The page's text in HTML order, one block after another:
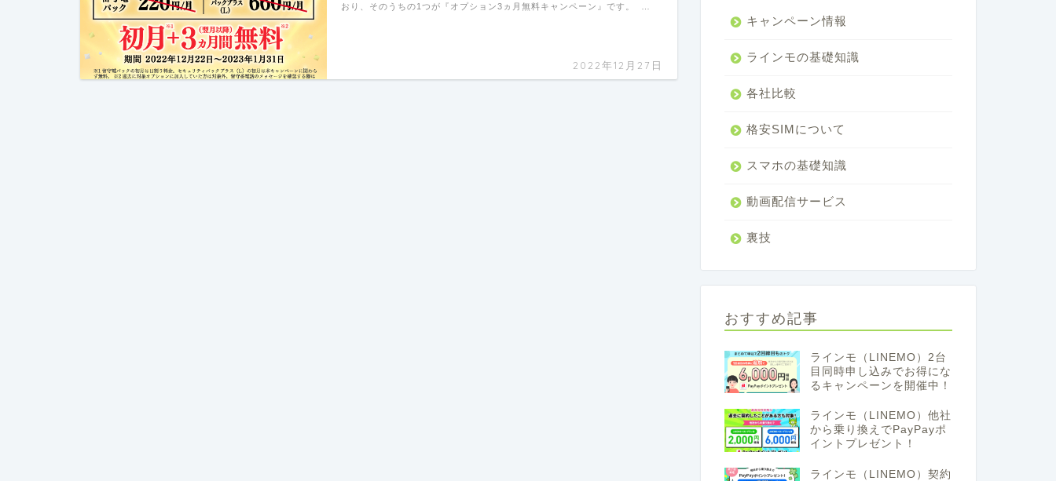
2022年12月27日
おり、そのうちの1つが『オプション3ヵ月無料キャンペーン』です。 …
キャンペーン情報
ラインモの基礎知識
各社比較
格安SIMについて
スマホの基礎知識
動画配信サービス
裏技
おすすめ記事
ラインモ（LINEMO）2台
目同時申し込みでお得にな
るキャンペーンを開催中！
ラインモ（LINEMO）他社
から乗り換えでPayPayポ
イントプレゼント！
ラインモ（LINEMO）契約